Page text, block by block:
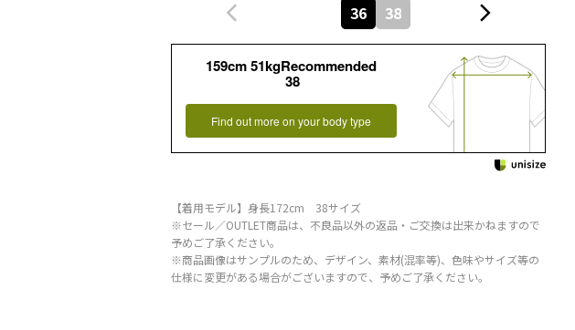
36 38
159cm 51kgRecommended
38
Find out more on your body type
【着用モデル】身長172cm 38サイズ
※セール／OUTLET商品は、不良品以外の返品・ご交換は出来かねますので
予めご了承ください。
※商品画像はサンプルのため、デザイン、素材(混率等)、色味やサイズ等の
仕様に変更がある場合がございますので、予めご了承ください。